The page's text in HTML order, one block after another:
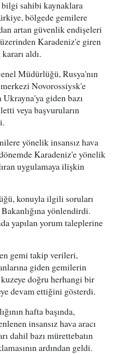
sahibi kaynaklara
bölgede gemilere
artan güvenlik endişeleri
Karadeniz'e giren
aldı.
Müdürlüğü, Rusya'nın
Novorossiysk'e
Ukrayna'ya giden bazı
veya başvuruların
yönelik insansız hava
dönemde Karadeniz'e yönelik
uygulamaya ilişkin
konuyla ilgili soruları
yönlendirdi.
yapılan yorum taleplerine
gemi takip verileri,
giden gemilerin
doğru herhangi bir
devam ettiğini gösterdi.
hafta başında,
insansız hava aracı
dahil bazı mürettebatın
ardından geldi.